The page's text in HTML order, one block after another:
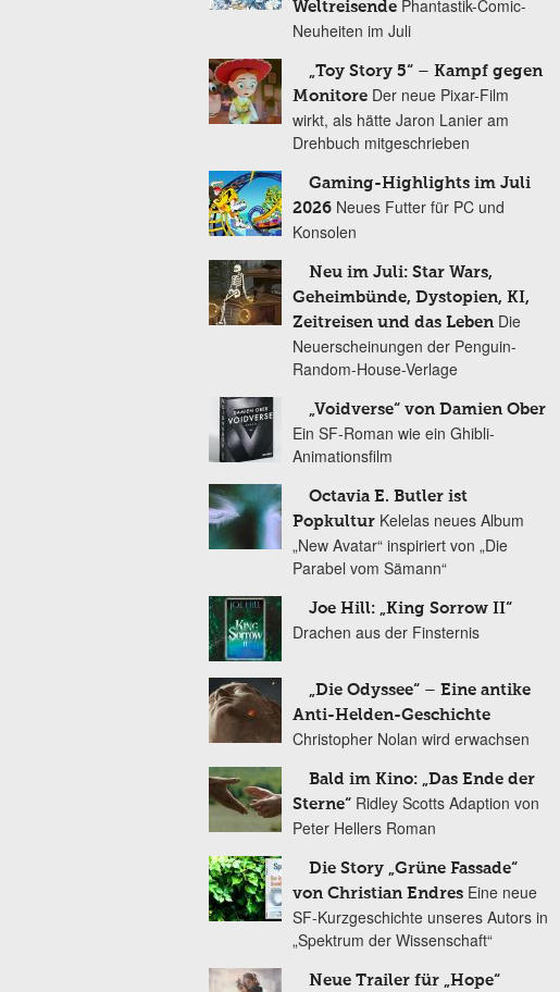
Weltreisende Phantastik-Comic-
Neuheiten im Juli
„Toy Story 5“ – Kampf gegen
Monitore Der neue Pixar-Film
wirkt, als hätte Jaron Lanier am
Drehbuch mitgeschrieben
Gaming-Highlights im Juli
2026 Neues Futter für PC und
Konsolen
Neu im Juli: Star Wars,
Geheimbünde, Dystopien, KI,
Zeitreisen und das Leben Die
Neuerscheinungen der Penguin-
Random-House-Verlage
„Voidverse“ von Damien Ober
Ein SF-Roman wie ein Ghibli-
Animationsfilm
Octavia E. Butler ist
Popkultur Kelelas neues Album
„New Avatar“ inspiriert von „Die
Parabel vom Sämann“
Joe Hill: „King Sorrow II“
Drachen aus der Finsternis
„Die Odyssee“ – Eine antike
Anti-Helden-Geschichte
Christopher Nolan wird erwachsen
Bald im Kino: „Das Ende der
Sterne“ Ridley Scotts Adaption von
Peter Hellers Roman
Die Story „Grüne Fassade“
von Christian Endres Eine neue
SF-Kurzgeschichte unseres Autors in
„Spektrum der Wissenschaft“
Neue Trailer für „Hope“